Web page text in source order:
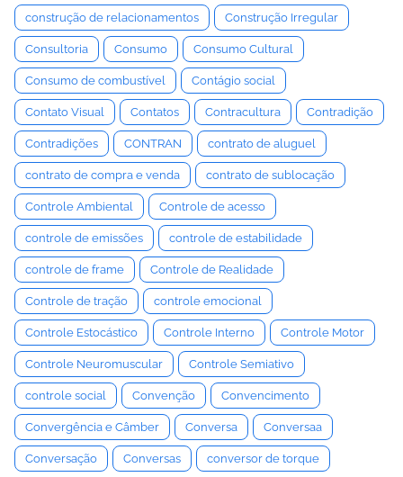
construção de relacionamentos Construção Irregular
Consultoria Consumo Consumo Cultural
Consumo de combustível Contágio social
Contato Visual Contatos Contracultura Contradição
Contradições CONTRAN contrato de aluguel
contrato de compra e venda contrato de sublocação
Controle Ambiental Controle de acesso
controle de emissões controle de estabilidade
controle de frame Controle de Realidade
Controle de tração controle emocional
Controle Estocástico Controle Interno Controle Motor
Controle Neuromuscular Controle Semiativo
controle social Convenção Convencimento
Convergência e Câmber Conversa Conversaa
Conversação Conversas conversor de torque